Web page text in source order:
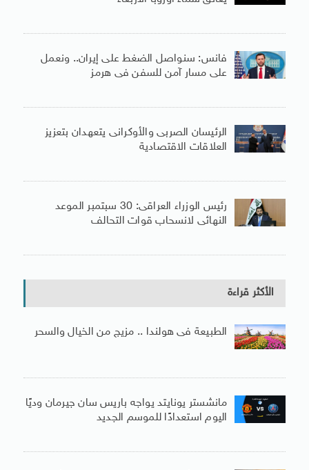
فانس: سنواصل الضغط على إيران.. ونعمل
على مسار آمن للسفن فى هرمز
الرئيسان الصربى والأوكرانى يتعهدان بتعزيز
العلاقات الاقتصادية
رئيس الوزراء العراقى: 30 سبتمبر الموعد
النهائى لانسحاب قوات التحالف
الأكثر قراءة
الطبيعة فى هولندا .. مزيج من الخيال والسحر
مانشستر يونايتد يواجه باريس سان جيرمان وديًا
اليوم استعدادًا للموسم الجديد